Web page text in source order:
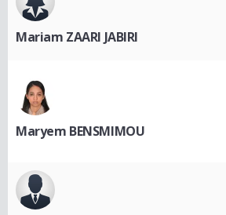
Mariam ZAARI JABIRI
Maryem BENSMIMOU